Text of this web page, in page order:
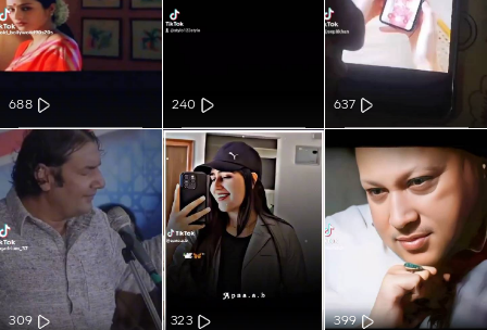
637
240
688
399
323
309